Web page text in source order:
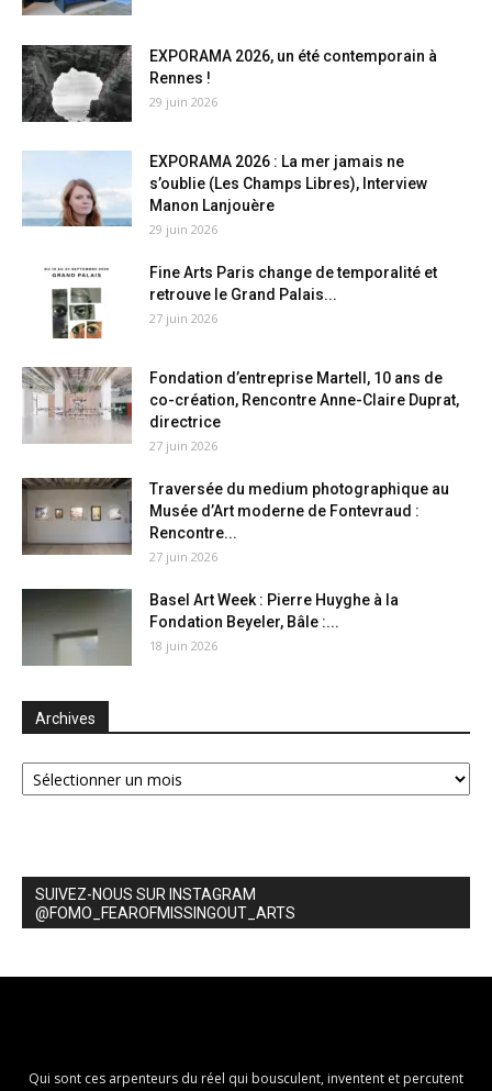
EXPORAMA 2026, un été contemporain à
Rennes !
29 juin 2026
EXPORAMA 2026 : La mer jamais ne
s’oublie (Les Champs Libres), Interview
Manon Lanjouère
29 juin 2026
Fine Arts Paris change de temporalité et
retrouve le Grand Palais...
27 juin 2026
Fondation d’entreprise Martell, 10 ans de
co-création, Rencontre Anne-Claire Duprat,
directrice
27 juin 2026
Traversée du medium photographique au
Musée d’Art moderne de Fontevraud :
Rencontre...
27 juin 2026
Basel Art Week : Pierre Huyghe à la
Fondation Beyeler, Bâle :...
18 juin 2026
Archives
Archives
SUIVEZ-NOUS SUR INSTAGRAM
@FOMO_FEAROFMISSINGOUT_ARTS
Qui sont ces arpenteurs du réel qui bousculent, inventent et percutent